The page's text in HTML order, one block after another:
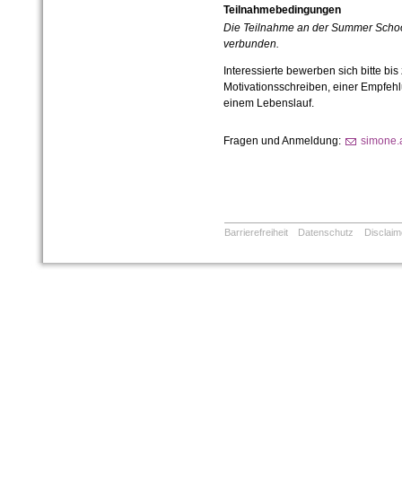
Teilnahmebedingungen
Die Teilnahme an der Summer
verbunden.
Interessierte bewerben sich bitte
Motivationsschreiben, einer
einem Lebenslauf.
Fragen und Anmeldung:
Barrierefreiheit Datenschutz